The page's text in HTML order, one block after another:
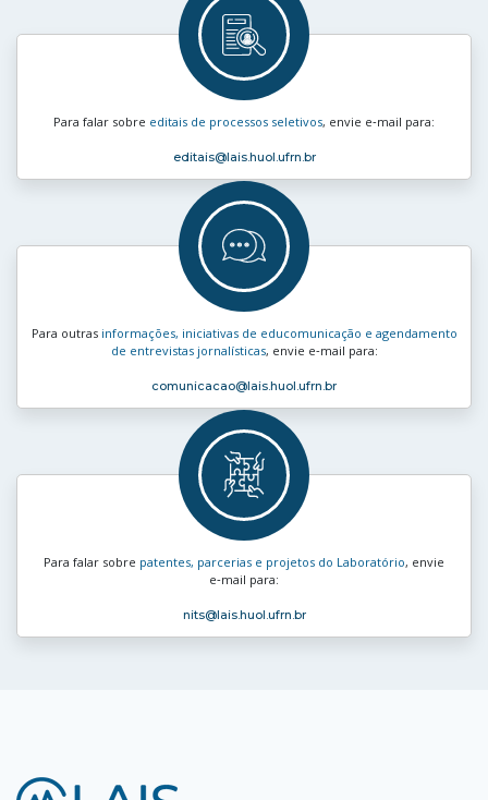
Para falar sobre editais de processos seletivos, envie e‑mail para:
editais@lais.huol.ufrn.br
Para outras informações, iniciativas de educomunicação e agendamento
de entrevistas jornalísticas, envie e‑mail para:
comunicacao@lais.huol.ufrn.br
Para falar sobre patentes, parcerias e projetos do Laboratório, envie
e‑mail para:
nits@lais.huol.ufrn.br